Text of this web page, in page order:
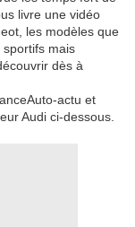
livre une vidéo
les modèles que
mais
dès à
actu et
Audi ci-dessous.